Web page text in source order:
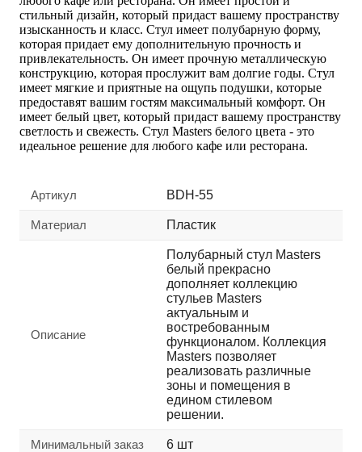
стильный дизайн, который придаст вашему пространству
изысканность и класс. Стул имеет полубарную форму,
которая придает ему дополнительную прочность и
привлекательность. Он имеет прочную металлическую
конструкцию, которая прослужит вам долгие годы. Стул
имеет мягкие и приятные на ощупь подушки, которые
предоставят вашим гостям максимальный комфорт. Он
имеет белый цвет, который придаст вашему пространству
светлость и свежесть. Стул Masters белого цвета - это
идеальное решение для любого кафе или ресторана.
Артикул BDH-55
Материал Пластик
Описание
Полубарный стул Masters
белый прекрасно
дополняет коллекцию
стульев Masters
актуальным и
востребованным
функционалом. Коллекция
Masters позволяет
реализовать различные
зоны и помещения в
едином стилевом
решении.
Минимальный заказ 6 шт